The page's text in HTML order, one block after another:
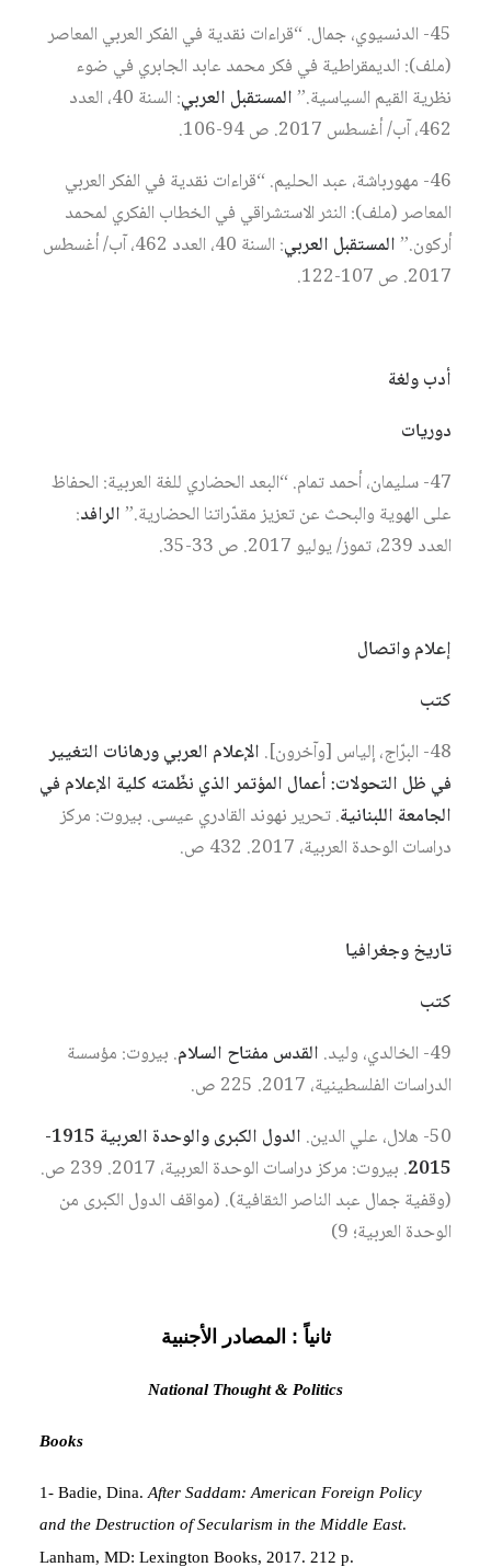
45- الدنسيوي، جمال. “قراءات نقدية في الفكر العربي المعاصر
(ملف): الديمقراطية في فكر محمد عابد الجابري في ضوء
نظرية القيم السياسية.”المستقبل العربي
: السنة 40، العدد
462، آب/ أغسطس 2017. ص 94-106.
46- مهورباشة، عبد الحليم. “قراءات نقدية في الفكر العربي
المعاصر (ملف): النثر الاستشراقي في الخطاب الفكري لمحمد
أركون.”المستقبل العربي
: السنة 40، العدد 462، آب/ أغسطس
2017. ص 107-122.
أدب ولغة
دوريات
47- سليمان، أحمد تمام. “البعد الحضاري للغة العربية: الحفاظ
على الهوية والبحث عن تعزيز مقدّراتنا الحضارية.”الرافد:
العدد 239، تموز/ يوليو 2017. ص 33-35.
إعلام واتصال
كتب
48- البرّاج، إلياس [وآخرون].
الإعلام العربي ورهانات التغيير
في ظل التحولات: أعمال المؤتمر الذي نظّمته كلية الإعلام في
الجامعة اللبنانية. تحرير نهوند القادري عيسى. بيروت: مركز
دراسات الوحدة العربية، 2017. 432 ص.
تاريخ وجغرافيا
كتب
49- الخالدي، وليد.
القدس مفتاح السلام. بيروت: مؤسسة
الدراسات الفلسطينية، 2017. 225 ص.
50- هلال، علي الدين.
الدول الكبرى والوحدة العربية 1915-
2015
. بيروت: مركز دراسات الوحدة العربية، 2017. 239 ص.
(وقفية جمال عبد الناصر الثقافية). (مواقف الدول الكبرى من
الوحدة العربية؛ 9)
ثانياً : المصادر الأجنبية
National Thought & Politics
Books
1- Badie, Dina. After Saddam: American Foreign Policy
and the Destruction of Secularism in the Middle East.
Lanham, MD: Lexington Books, 2017. 212 p.